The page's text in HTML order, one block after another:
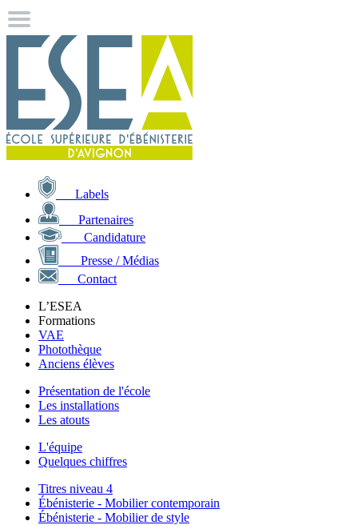
Labels
Partenaires
Candidature
Presse / Médias
Contact
L’ESEA
Formations
VAE
Photothèque
Anciens élèves
Présentation de l'école
Les installations
Les atouts
L'équipe
Quelques chiffres
Titres niveau 4
Ébénisterie - Mobilier contemporain
Ébénisterie - Mobilier de style